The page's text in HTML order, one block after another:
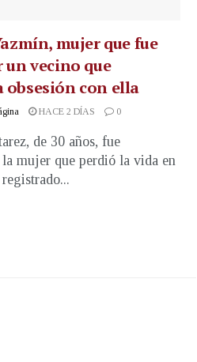
mujer que fue
un vecino que
con ella
HACE 2 DÍAS 0
de 30 años, fue
mujer que perdió la vida en